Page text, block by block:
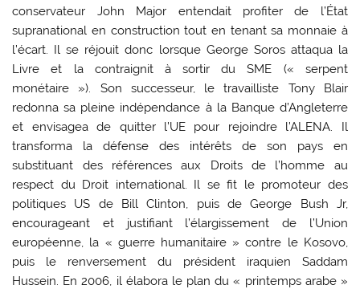
conservateur John Major entendait profiter de l’État
supranational en construction tout en tenant sa monnaie à
l’écart. Il se réjouit donc lorsque George Soros attaqua la
Livre et la contraignit à sortir du SME (« serpent
monétaire »). Son successeur, le travailliste Tony Blair
redonna sa pleine indépendance à la Banque d’Angleterre
et envisagea de quitter l’UE pour rejoindre l’ALENA. Il
transforma la défense des intérêts de son pays en
substituant des références aux Droits de l’homme au
respect du Droit international. Il se fit le promoteur des
politiques US de Bill Clinton, puis de George Bush Jr,
encourageant et justifiant l’élargissement de l’Union
européenne, la « guerre humanitaire » contre le Kosovo,
puis le renversement du président iraquien Saddam
Hussein. En 2006, il élabora le plan du « printemps arabe »